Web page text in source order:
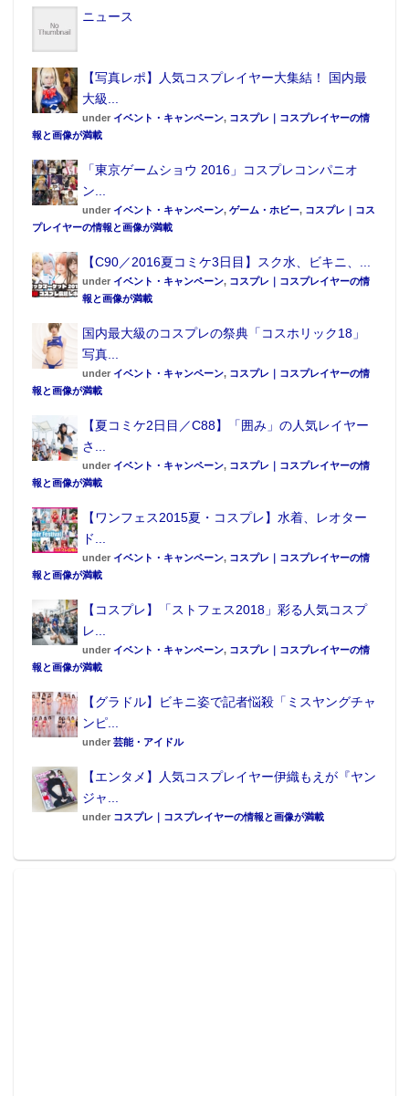
ニュース
【写真レポ】人気コスプレイヤー大集結！ 国内最
大級...
under イベント・キャンペーン, コスプレ｜コスプレイヤーの情
報と画像が満載
「東京ゲームショウ 2016」コスプレコンパニオ
ン...
under イベント・キャンペーン, ゲーム・ホビー, コスプレ｜コス
プレイヤーの情報と画像が満載
【C90／2016夏コミケ3日目】スク水、ビキニ、...
under イベント・キャンペーン, コスプレ｜コスプレイヤーの情
報と画像が満載
国内最大級のコスプレの祭典「コスホリック18」
写真...
under イベント・キャンペーン, コスプレ｜コスプレイヤーの情
報と画像が満載
【夏コミケ2日目／C88】「囲み」の人気レイヤー
さ...
under イベント・キャンペーン, コスプレ｜コスプレイヤーの情
報と画像が満載
【ワンフェス2015夏・コスプレ】水着、レオター
ド...
under イベント・キャンペーン, コスプレ｜コスプレイヤーの情
報と画像が満載
【コスプレ】「ストフェス2018」彩る人気コスプ
レ...
under イベント・キャンペーン, コスプレ｜コスプレイヤーの情
報と画像が満載
【グラドル】ビキニ姿で記者悩殺「ミスヤングチャ
ンピ...
under 芸能・アイドル
【エンタメ】人気コスプレイヤー伊織もえが『ヤン
ジャ...
under コスプレ｜コスプレイヤーの情報と画像が満載